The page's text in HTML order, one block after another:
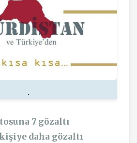
.
7 gözaltı
daha gözaltı